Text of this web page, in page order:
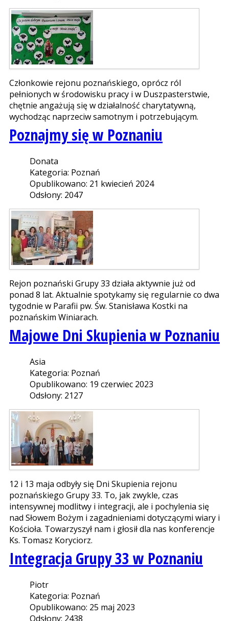
Członkowie rejonu poznańskiego, oprócz ról
pełnionych w środowisku pracy i w Duszpasterstwie,
chętnie angażują się w działalność charytatywną,
wychodząc naprzeciw samotnym i potrzebującym.
Poznajmy się w Poznaniu
Donata
Kategoria: Poznań
Opublikowano: 21 kwiecień 2024
Odsłony: 2047
Rejon poznański Grupy 33 działa aktywnie już od
ponad 8 lat. Aktualnie spotykamy się regularnie co dwa
tygodnie w Parafii pw. Św. Stanisława Kostki na
poznańskim Winiarach.
Majowe Dni Skupienia w Poznaniu
Asia
Kategoria: Poznań
Opublikowano: 19 czerwiec 2023
Odsłony: 2127
12 i 13 maja odbyły się Dni Skupienia rejonu
poznańskiego Grupy 33. To, jak zwykle, czas
intensywnej modlitwy i integracji, ale i pochylenia się
nad Słowem Bożym i zagadnieniami dotyczącymi wiary i
Kościoła. Towarzyszył nam i głosił dla nas konferencje
Ks. Tomasz Koryciorz.
Integracja Grupy 33 w Poznaniu
Piotr
Kategoria: Poznań
Opublikowano: 25 maj 2023
Odsłony: 2438